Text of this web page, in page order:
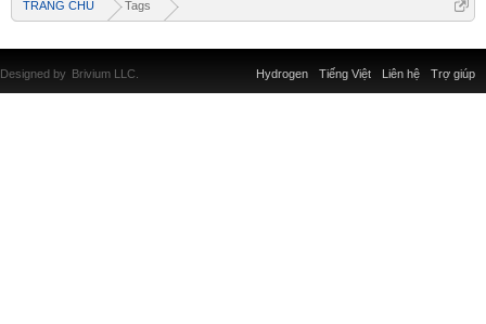
TRANG CHỦ Tags
Liên hệ Trợ giúp
Hydrogen Tiếng Việt
Designed by Brivium LLC.